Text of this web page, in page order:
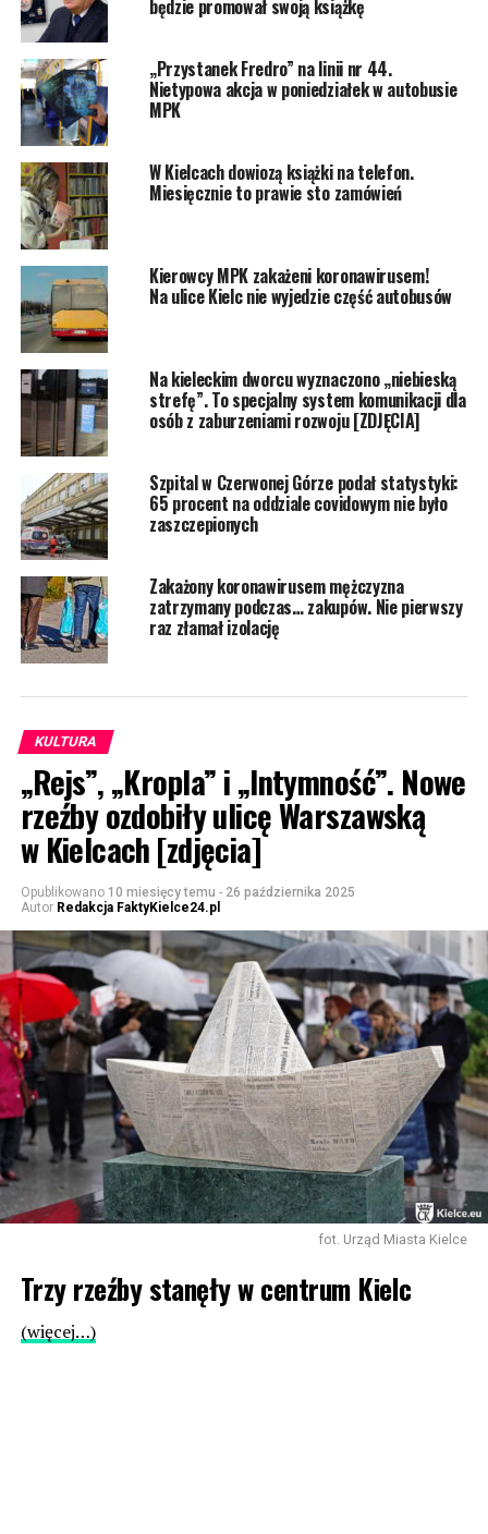
będzie promował swoją książkę
„Przystanek Fredro” na linii nr 44.
Nietypowa akcja w poniedziałek w autobusie
MPK
W Kielcach dowiozą książki na telefon.
Miesięcznie to prawie sto zamówień
Kierowcy MPK zakażeni koronawirusem!
Na ulice Kielc nie wyjedzie część autobusów
Na kieleckim dworcu wyznaczono „niebieską
strefę”. To specjalny system komunikacji dla
osób z zaburzeniami rozwoju [ZDJĘCIA]
Szpital w Czerwonej Górze podał statystyki:
65 procent na oddziale covidowym nie było
zaszczepionych
Zakażony koronawirusem mężczyzna
zatrzymany podczas… zakupów. Nie pierwszy
raz złamał izolację
KULTURA
„Rejs”, „Kropla” i „Intymność”. Nowe
rzeźby ozdobiły ulicę Warszawską
w Kielcach [zdjęcia]
Opublikowano 10 miesięcy temu - 26 października 2025
Autor Redakcja FaktyKielce24.pl
fot. Urząd Miasta Kielce
Trzy rzeźby stanęły w centrum Kielc
(więcej…)